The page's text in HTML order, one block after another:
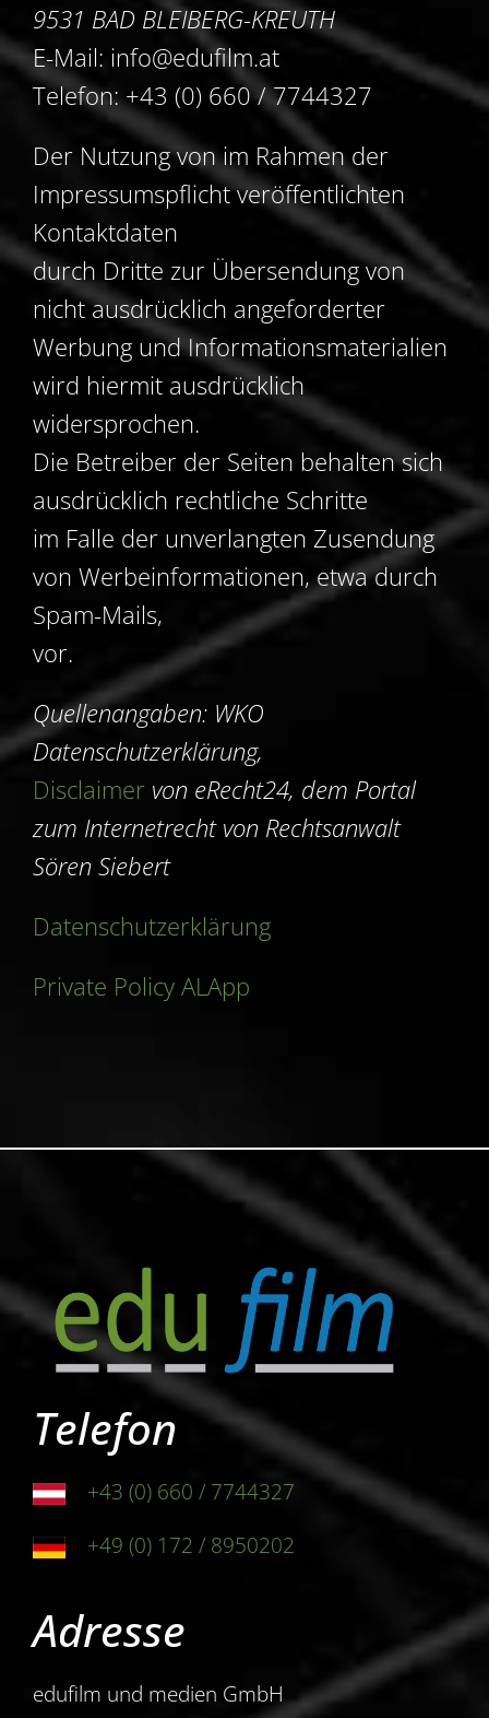
9531 BAD BLEIBERG-KREUTH
E-Mail: info@edufilm.at
Telefon: +43 (0) 660 / 7744327
Der Nutzung von im Rahmen der
Impressumspflicht veröffentlichten
Kontaktdaten
durch Dritte zur Übersendung von
nicht ausdrücklich angeforderter
Werbung und Informationsmaterialien
wird hiermit ausdrücklich
widersprochen.
Die Betreiber der Seiten behalten sich
ausdrücklich rechtliche Schritte
im Falle der unverlangten Zusendung
von Werbeinformationen, etwa durch
Spam-Mails,
vor.
Quellenangaben: WKO
Datenschutzerklärung,
Disclaimer von eRecht24, dem Portal
zum Internetrecht von Rechtsanwalt
Sören Siebert
Datenschutzerklärung
Private Policy ALApp
Telefon
+43 (0) 660 / 7744327
+49 (0) 172 / 8950202
Adresse
edufilm und medien GmbH